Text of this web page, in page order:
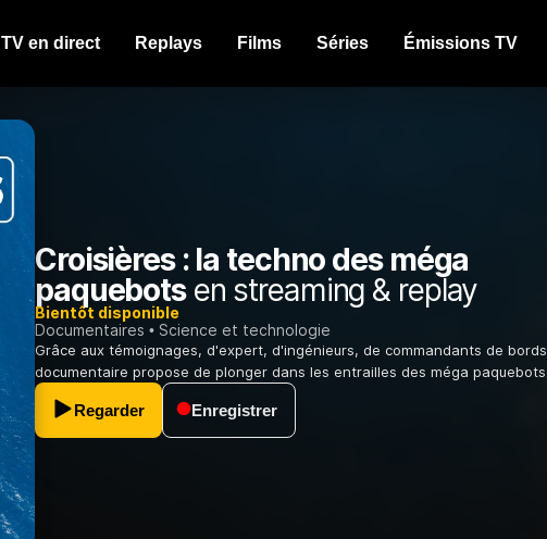
TV en direct Replays Films Séries Émissions TV
Croisières : la techno des méga
paquebotsen streaming & replay
Bientôt disponible
Documentaires
Science et technologie
Grâce aux témoignages, d'expert, d'ingénieurs, de commandants de
documentaire propose de plonger dans les entrailles des méga paquebots.
Regarder Enregistrer